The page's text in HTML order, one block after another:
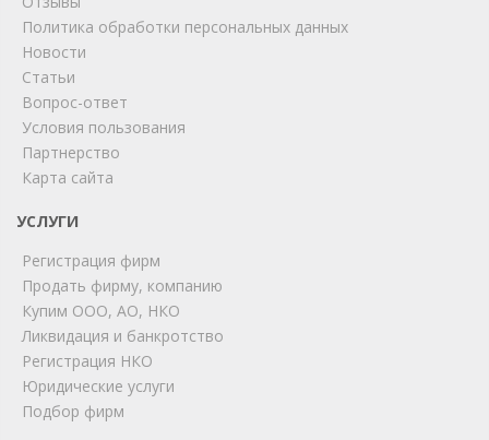
Политика обработки персональных данных
Новости
Статьи
Вопрос-ответ
Условия пользования
Партнерство
Карта сайта
УСЛУГИ
Регистрация фирм
Продать фирму, компанию
Купим ООО, АО, НКО
Ликвидация и банкротство
Регистрация НКО
Юридические услуги
Подбор фирм
Мы на связи!
Позвоните нам или свяжитесь с нами через любой
удобный мессенджер!
Telegram